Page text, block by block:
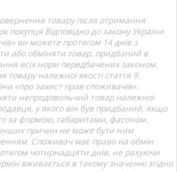
товару після отримання
покупця Відповідно до закону України
ви можете протягом 14 днів з
або обміняти товар, придбаний в
всіх норм передбачених законом.
належної якості стаття 9.
«про захист прав споживачів»:
непродовольчий товар належної
у якого він був придбаний, якщо
за формою, габаритами, фасоном,
причин не може бути ним
Споживач має право на обмін
чотирнадцяти днів, не рахуючи
вживається в такому значенні згідно